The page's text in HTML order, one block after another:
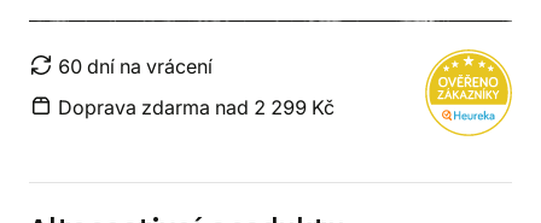
60 dní na vrácení
Doprava zdarma nad 2 299 Kč